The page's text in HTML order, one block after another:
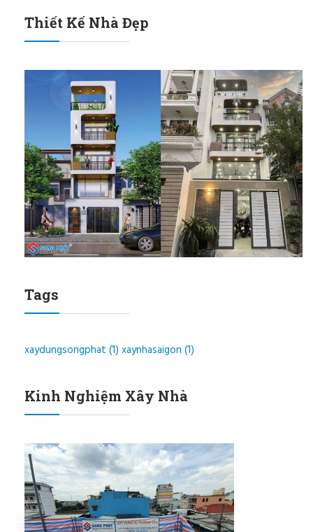
Thiết Kế Nhà Đẹp
Tags
xaydungsongphat (1) xaynhasaigon (1)
Kinh Nghiệm Xây Nhà